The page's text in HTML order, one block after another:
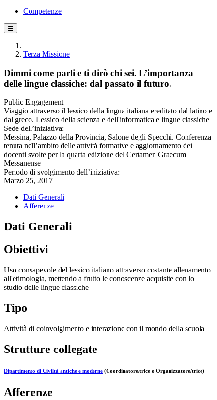
Competenze
☰
Terza Missione
Dimmi come parli e ti dirò chi sei. L’importanza
delle lingue classiche: dal passato il futuro.
Public Engagement
Viaggio attraverso il lessico della lingua italiana ereditato dal latino e
dal greco. Lessico della scienza e dell'informatica e lingue classiche
Sede dell’iniziativa:
Messina, Palazzo della Provincia, Salone degli Specchi. Conferenza
tenuta nell’ambito delle attività formative e aggiornamento dei
docenti svolte per la quarta edizione del Certamen Graecum
Messanense
Periodo di svolgimento dell’iniziativa:
Marzo 25, 2017
Dati Generali
Afferenze
Dati Generali
Obiettivi
Uso consapevole del lessico italiano attraverso costante allenamento
all'etimologia, mettendo a frutto le conoscenze acquisite con lo
studio delle lingue classiche
Tipo
Attività di coinvolgimento e interazione con il mondo della scuola
Strutture collegate
Dipartimento di Civiltà antiche e moderne (Coordinatore/trice o Organizzatore/trice)
Afferenze